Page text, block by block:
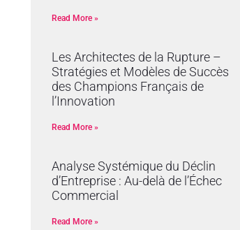
Read More »
Les Architectes de la Rupture –
Stratégies et Modèles de Succès
des Champions Français de
l’Innovation
Read More »
Analyse Systémique du Déclin
d’Entreprise : Au-delà de l’Échec
Commercial
Read More »